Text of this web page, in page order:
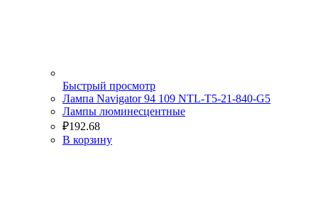
Быстрый просмотр
Лампа Navigator 94 109 NTL-T5-21-840-G5
Лампы люминесцентные
₽192.68
В корзину